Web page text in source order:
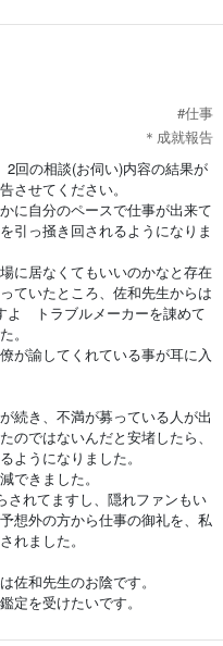
#仕事
＊成就報告
回の相談(お伺い)内容の結果が
させてください。
に自分のペースで仕事が出来て
引っ掻き回されるようになりま
に居なくてもいいのかなと存在
ていたところ、佐和先生からは
よ トラブルメーカーを諌めて
。
が諭してくれている事が耳に入
続き、不満が募っている人が出
のではないんだと安堵したら、
ようになりました。
できました。
されてますし、隠れファンもい
想外の方から仕事の御礼を、私
れました。
佐和先生のお陰です。
定を受けたいです。